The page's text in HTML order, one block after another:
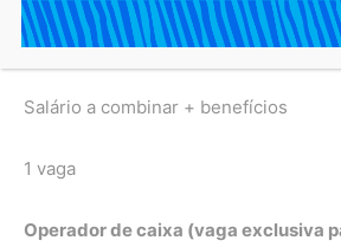
informática, vaga zoneada para
Madre de Deus, Fazenda Coutos e
Salário a combinar + benefícios
1 vaga
Operador de caixa (vaga exclusiva